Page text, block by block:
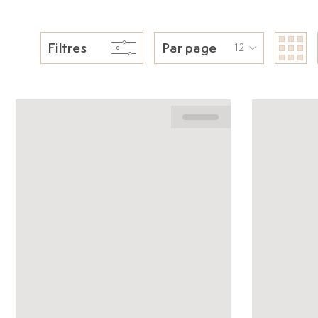
Filtres Par page 12